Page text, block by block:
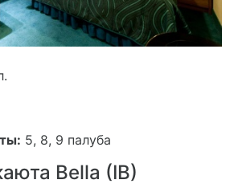
5, 8, 9 палуба
Bella (IB)